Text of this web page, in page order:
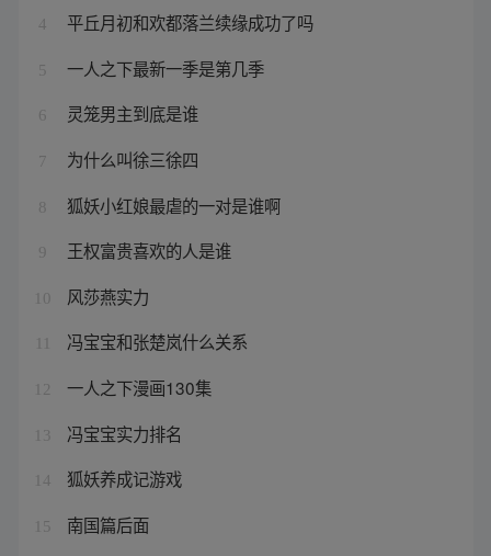
4 平丘月初和欢都落兰续缘成功了吗
5 一人之下最新一季是第几季
6 灵笼男主到底是谁
7 为什么叫徐三徐四
8 狐妖小红娘最虐的一对是谁啊
9 王权富贵喜欢的人是谁
10 风莎燕实力
冯宝宝和张楚岚什么关系
12 一人之下漫画130集
13 冯宝宝实力排名
14 狐妖养成记游戏
15 南国篇后面